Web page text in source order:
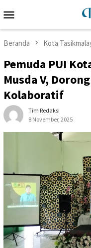
ke
Mobile
Beranda Kota
Pemuda PUI
Musda V,
Kolaboratif
Tim Redaksi
8 November, 2025